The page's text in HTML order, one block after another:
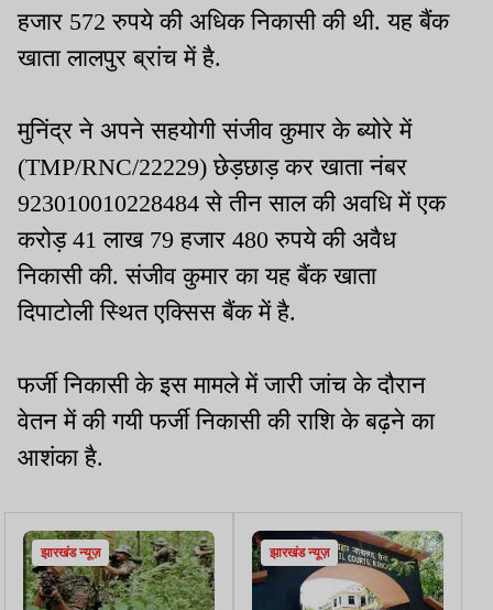
हजार 572 रुपये की अधिक निकासी की थी. यह बैंक
खाता लालपुर ब्रांच में है.
मुनिंद्र ने अपने सहयोगी संजीव कुमार के ब्योरे में
(TMP/RNC/22229) छेड़छाड़ कर खाता नंबर
923010010228484 से तीन साल की अवधि में एक
करोड़ 41 लाख 79 हजार 480 रुपये की अवैध
निकासी की. संजीव कुमार का यह बैंक खाता
दिपाटोली स्थित एक्सिस बैंक में है.
फर्जी निकासी के इस मामले में जारी जांच के दौरान
वेतन में की गयी फर्जी निकासी की राशि के बढ़ने का
आशंका है.
झारखंड न्यूज़ झारखंड न्यूज़